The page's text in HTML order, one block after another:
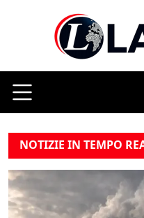
NOTIZIE IN TEMPO